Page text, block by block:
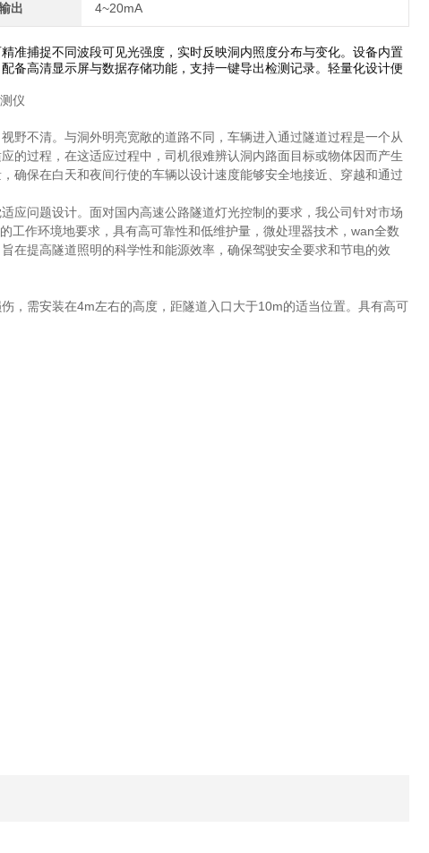
出 4~20mA
准捕捉不同波段可见光强度，实时反映洞内照度分布与变化。设备内置
备高清显示屏与数据存储功能，支持一键导出检测记录。轻量化设计便
野不清。与洞外明亮宽敞的道路不同，车辆进入通过隧道过程是一个从
的过程，在这适应过程中，司机很难辨认洞内路面目标或物体因而产生
确保在白天和夜间行使的车辆以设计速度能够安全地接近、穿越和通过
应问题设计。面对国内高速公路隧道灯光控制的要求，我公司针对市场
工作环境地要求，具有高可靠性和低维护量，微处理器技术，wan全数
在提高隧道照明的科学性和能源效率，确保驾驶安全要求和节电的效
，需安装在4m左右的高度，距隧道入口大于10m的适当位置。具有高可